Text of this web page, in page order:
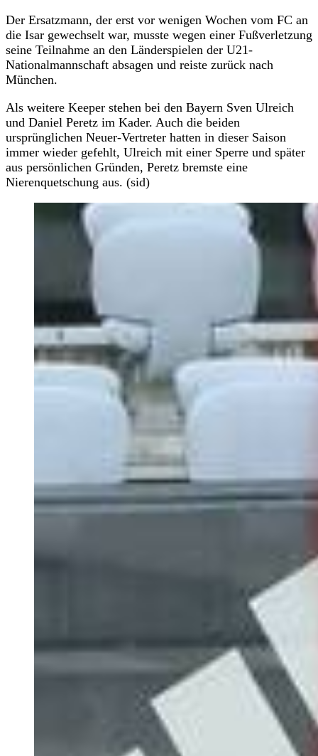
Der Ersatzmann, der erst vor wenigen Wochen vom FC an
die Isar gewechselt war, musste wegen einer Fußverletzung
seine Teilnahme an den Länderspielen der U21-
Nationalmannschaft absagen und reiste zurück nach
München.
Als weitere Keeper stehen bei den Bayern Sven Ulreich
und Daniel Peretz im Kader. Auch die beiden
ursprünglichen Neuer-Vertreter hatten in dieser Saison
immer wieder gefehlt, Ulreich mit einer Sperre und später
aus persönlichen Gründen, Peretz bremste eine
Nierenquetschung aus. (sid)